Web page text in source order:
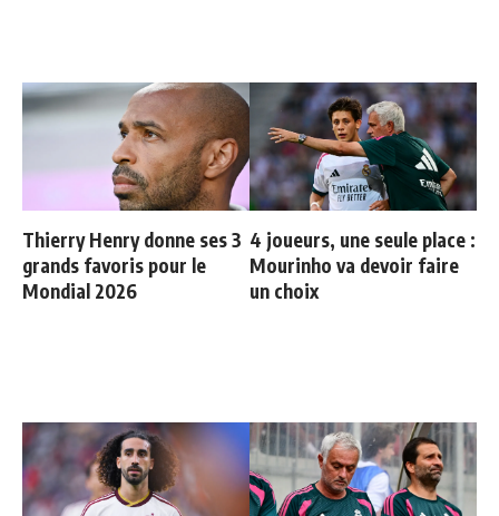
Thierry Henry donne ses 3
grands favoris pour le
Mondial 2026
4 joueurs, une seule place :
Mourinho va devoir faire
un choix